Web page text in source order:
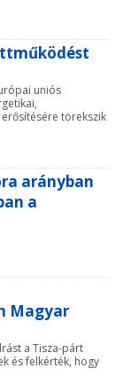
uniós
törekszik
arányban
a
Magyar
a Tisza-párt
és felkérték, hogy